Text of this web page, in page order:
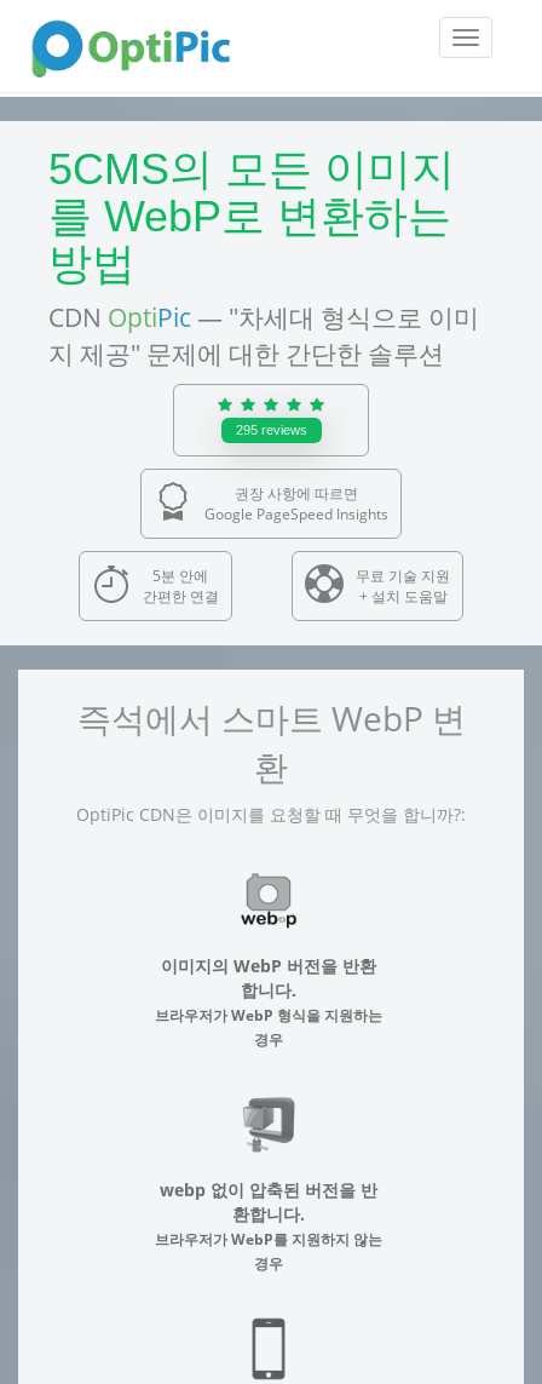
Toggle
5CMS의 모든 이미지
를 WebP로 변환하는
방법
CDN OptiPic — "차세대 형식으로 이미
지 제공" 문제에 대한 간단한 솔루션
295 reviews
권장 사항에 따르면
Google PageSpeed Insights
5분 안에
간편한 연결
무료 기술 지원
+ 설치 도움말
즉석에서 스마트 WebP 변
환
OptiPic CDN은 이미지를 요청할 때 무엇을 합니까?:
이미지의 WebP 버전을 반환
합니다.
브라우저가 WebP 형식을 지원하는
경우
webp 없이 압축된 버전을 반
환합니다.
브라우저가 WebP를 지원하지 않는
경우